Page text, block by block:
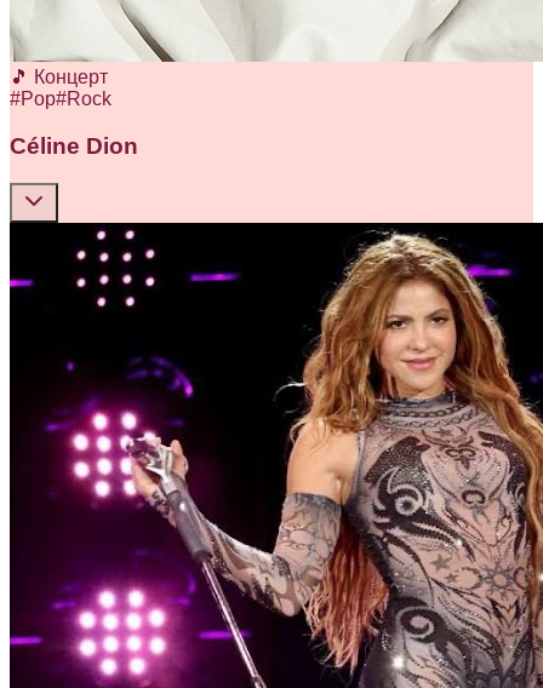
🎵 Концерт
#Pop#Rock
Céline Dion